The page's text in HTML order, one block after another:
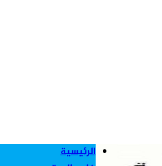
الرئيسية